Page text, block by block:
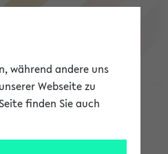
eKVV
während andere uns
Webseite zu
finden Sie auch